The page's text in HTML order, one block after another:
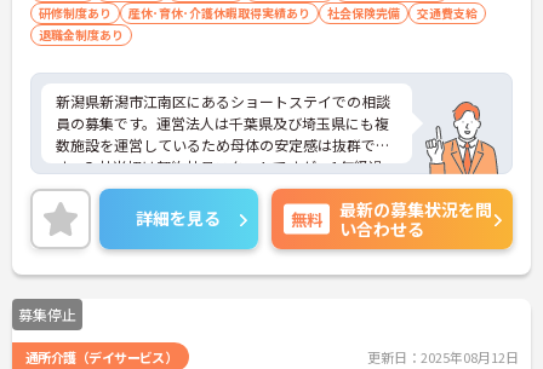
研修制度あり
産休･育休･介護休暇取得実績あり 社会保険完備
交通費支給
退職金制度あり
新潟県新潟市江南区にあるショートステイでの相談
員の募集です。運営法人は千葉県及び埼玉県にも複
数施設を運営しているため母体の安定感は抜群で
す。入社当初は契約社員スタートですが、1年経過
後、正社員登用の可能性があります♪ご興味ある方
には面接対策ポイントなど、さらに詳しい詳細をお
話いたしますのでお気軽にご相談ください。
詳細を見る 無料
最新の募集状況を問
い合わせる
募集停止
通所介護（デイサービス） 更新日：2025年08月12日